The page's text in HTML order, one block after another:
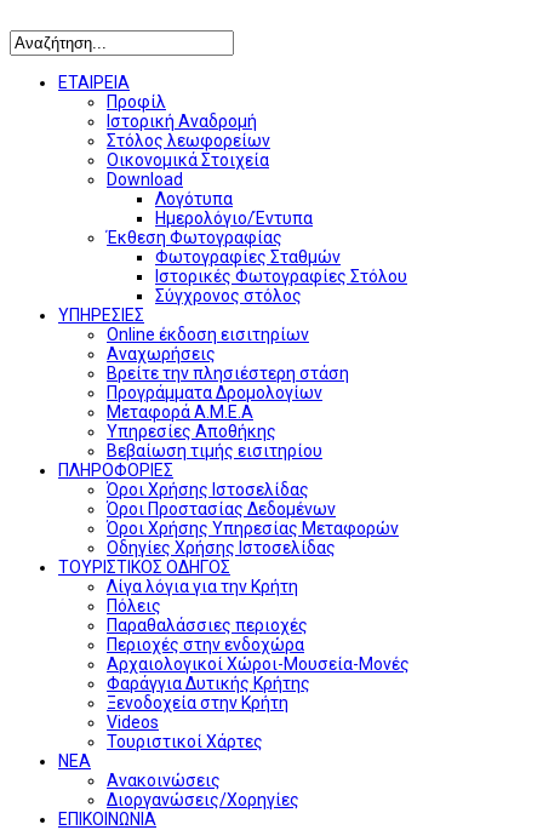
ΕΤΑΙΡΕΙΑ
Προφίλ
Ιστορική Αναδρομή
Στόλος λεωφορείων
Οικονομικά Στοιχεία
Download
Λογότυπα
Ημερολόγιο/Έντυπα
Έκθεση Φωτογραφίας
Φωτογραφίες Σταθμών
Ιστορικές Φωτογραφίες Στόλου
Σύγχρονος στόλος
ΥΠΗΡΕΣΙΕΣ
Online έκδοση εισιτηρίων
Αναχωρήσεις
Βρείτε την πλησιέστερη στάση
Προγράμματα Δρομολογίων
Μεταφορά Α.Μ.Ε.Α
Υπηρεσίες Αποθήκης
Βεβαίωση τιμής εισιτηρίου
ΠΛΗΡΟΦΟΡΙΕΣ
Όροι Χρήσης Ιστοσελίδας
Όροι Προστασίας Δεδομένων
Όροι Χρήσης Υπηρεσίας Μεταφορών
Οδηγίες Χρήσης Ιστοσελίδας
ΤΟΥΡΙΣΤΙΚΟΣ ΟΔΗΓΟΣ
Λίγα λόγια για την Κρήτη
Πόλεις
Παραθαλάσσιες περιοχές
Περιοχές στην ενδοχώρα
Αρχαιολογικοί Χώροι-Μουσεία-Μονές
Φαράγγια Δυτικής Κρήτης
Ξενοδοχεία στην Κρήτη
Videos
Τουριστικοί Χάρτες
ΝΕΑ
Ανακοινώσεις
Διοργανώσεις/Χορηγίες
ΕΠΙΚΟΙΝΩΝΙΑ